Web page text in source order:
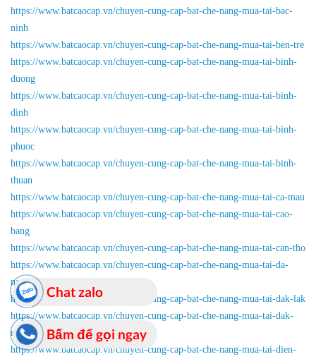
https://www.batcaocap.vn/chuyen-cung-cap-bat-che-nang-mua-tai-bac-
ninh
https://www.batcaocap.vn/chuyen-cung-cap-bat-che-nang-mua-tai-ben-tre
https://www.batcaocap.vn/chuyen-cung-cap-bat-che-nang-mua-tai-binh-
duong
https://www.batcaocap.vn/chuyen-cung-cap-bat-che-nang-mua-tai-binh-
dinh
https://www.batcaocap.vn/chuyen-cung-cap-bat-che-nang-mua-tai-binh-
phuoc
https://www.batcaocap.vn/chuyen-cung-cap-bat-che-nang-mua-tai-binh-
thuan
https://www.batcaocap.vn/chuyen-cung-cap-bat-che-nang-mua-tai-ca-mau
https://www.batcaocap.vn/chuyen-cung-cap-bat-che-nang-mua-tai-cao-
bang
https://www.batcaocap.vn/chuyen-cung-cap-bat-che-nang-mua-tai-can-tho
https://www.batcaocap.vn/chuyen-cung-cap-bat-che-nang-mua-tai-da-
nang
https://www.batcaocap.vn/chuyen-cung-cap-bat-che-nang-mua-tai-dak-lak
https://www.batcaocap.vn/chuyen-cung-cap-bat-che-nang-mua-tai-dak-
nong
https://www.batcaocap.vn/chuyen-cung-cap-bat-che-nang-mua-tai-dien-
Bấm để gọi ngay
Chat zalo